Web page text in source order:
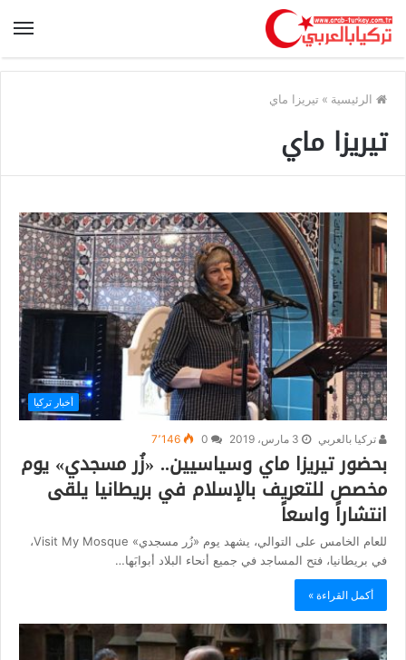
الرئيسية » تيريزا ماي
تيريزا ماي
أخبار تركيا
تركيا بالعربي 3 مارس، 2019 7٬146
بحضور تيريزا ماي وسياسيين.. «زُر مسجدي» يوم
مخصص للتعريف بالإسلام في بريطانيا يلقى
انتشاراً واسعاً
للعام الخامس على التوالي، يشهد يوم «زُر مسجدي» Visit My Mosque،
في بريطانيا، فتح المساجد في جميع أنحاء البلاد أبوابَها…
أكمل القراءة »